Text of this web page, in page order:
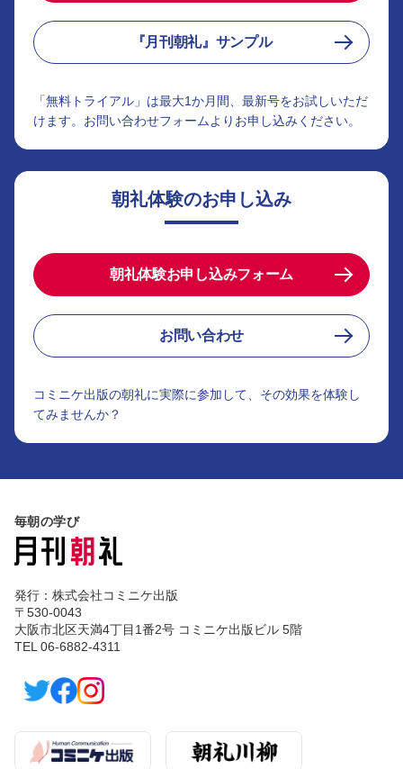
『月刊朝礼』サンプル
「無料トライアル」は最大1か月間、最新号をお試しいただ
けます。お問い合わせフォームよりお申し込みください。
朝礼体験のお申し込み
朝礼体験お申し込みフォーム
お問い合わせ
コミニケ出版の朝礼に実際に参加して、その効果を体験し
てみませんか？
毎朝の学び
発行：株式会社コミニケ出版
〒530-0043
大阪市北区天満4丁目1番2号 コミニケ出版ビル 5階
TEL 06-6882-4311